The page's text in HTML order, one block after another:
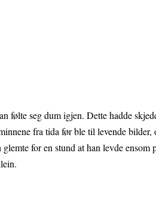
følte seg dum igjen. Dette hadde
fra tida før ble til levende
for en stund at han levde ensom